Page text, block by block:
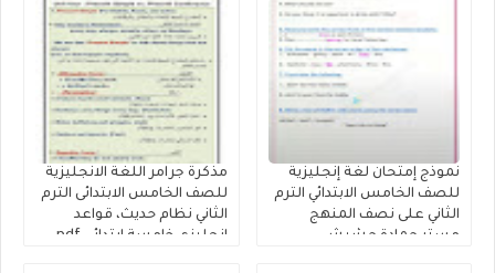
نموذج إمتحان لغة إنجليزية
للصف الخامس الابتدائي الترم
الثاني على نصف المنهج
مستر حمادة حشيش
مذكرة جرامر اللغة الانجليزية
للصف الخامس الابتدائى الترم
الثاني نظام حديث، قواعد
إنجليزي خامسة ابتدائى pdf